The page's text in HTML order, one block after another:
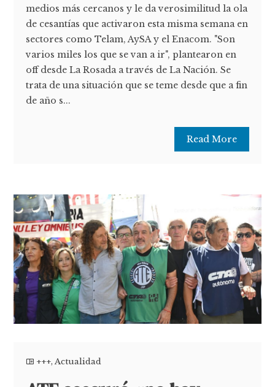
medios más cercanos y le da verosimilitud la ola
de cesantías que activaron esta misma semana en
sectores como Telam, AySA y el Enacom. "Son
varios miles los que se van a ir", plantearon en
off desde La Rosada a través de La Nación. Se
trata de una situación que se teme desde que a fin
de año s...
Read More
+++,Actualidad